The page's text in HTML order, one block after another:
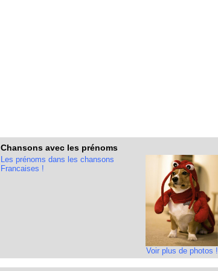
Chansons avec les prénoms
Voir plus de photos !
Les prénoms dans les chansons
Francaises !